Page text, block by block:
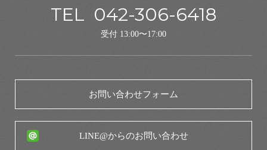
TEL 042-306-6418
受付 13:00〜17:00
お問い合わせフォーム
LINE@からのお問い合わせ